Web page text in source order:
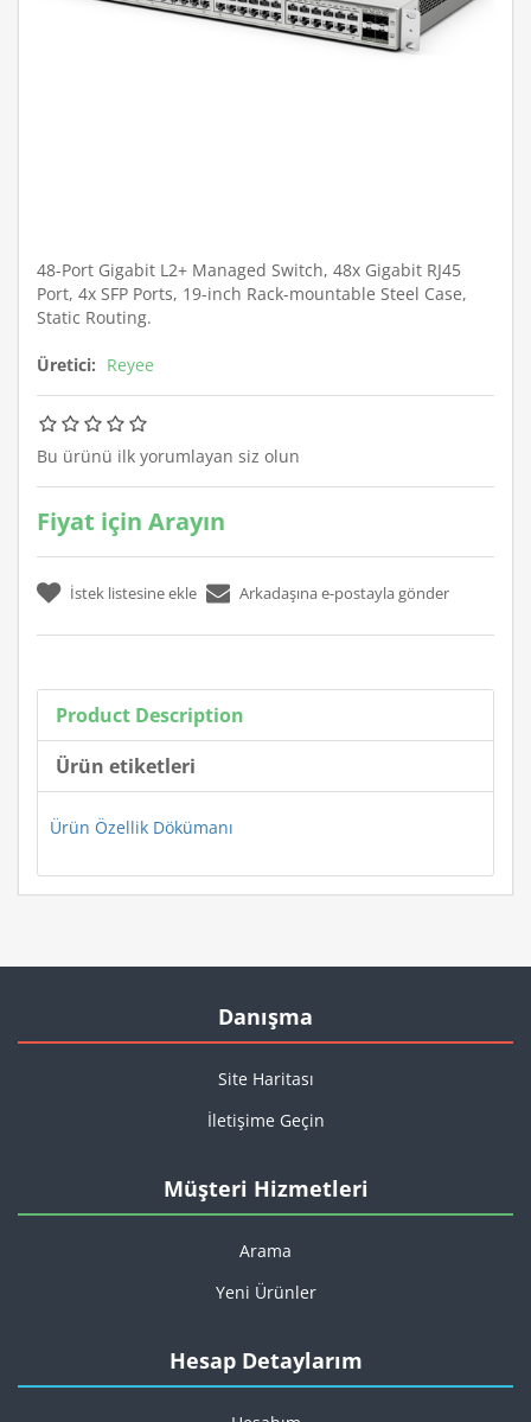
48-Port Gigabit L2+ Managed Switch, 48x Gigabit RJ45
Port, 4x SFP Ports, 19-inch Rack-mountable Steel Case,
Static Routing.
Üretici: Reyee
Bu ürünü ilk yorumlayan siz olun
Fiyat için Arayın
Product Description
Ürün etiketleri
Ürün Özellik Dökümanı
Danışma
Site Haritası
İletişime Geçin
Müşteri Hizmetleri
Arama
Yeni Ürünler
Hesap Detaylarım